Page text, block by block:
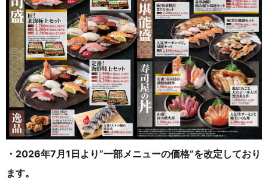
・2026年7月1日より”一部メニューの価格”を改定しており
ます。